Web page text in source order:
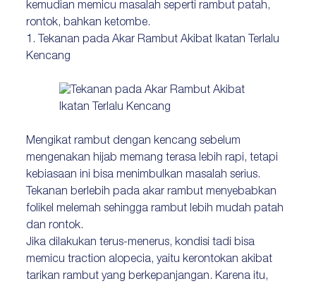
kemudian memicu masalah seperti rambut patah,
rontok, bahkan ketombe.
1. Tekanan pada Akar Rambut Akibat Ikatan Terlalu
Kencang
Mengikat rambut dengan kencang sebelum
mengenakan hijab memang terasa lebih rapi, tetapi
kebiasaan ini bisa menimbulkan masalah serius.
Tekanan berlebih pada akar rambut menyebabkan
folikel melemah sehingga rambut lebih mudah patah
dan rontok.
Jika dilakukan terus-menerus, kondisi tadi bisa
memicu traction alopecia, yaitu kerontokan akibat
tarikan rambut yang berkepanjangan. Karena itu,